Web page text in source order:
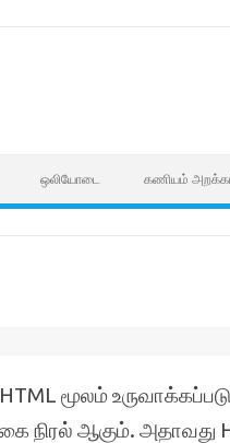
ஒலியோடை கணியம்
மூலம்
நிரல் ஆகும். அதாவது